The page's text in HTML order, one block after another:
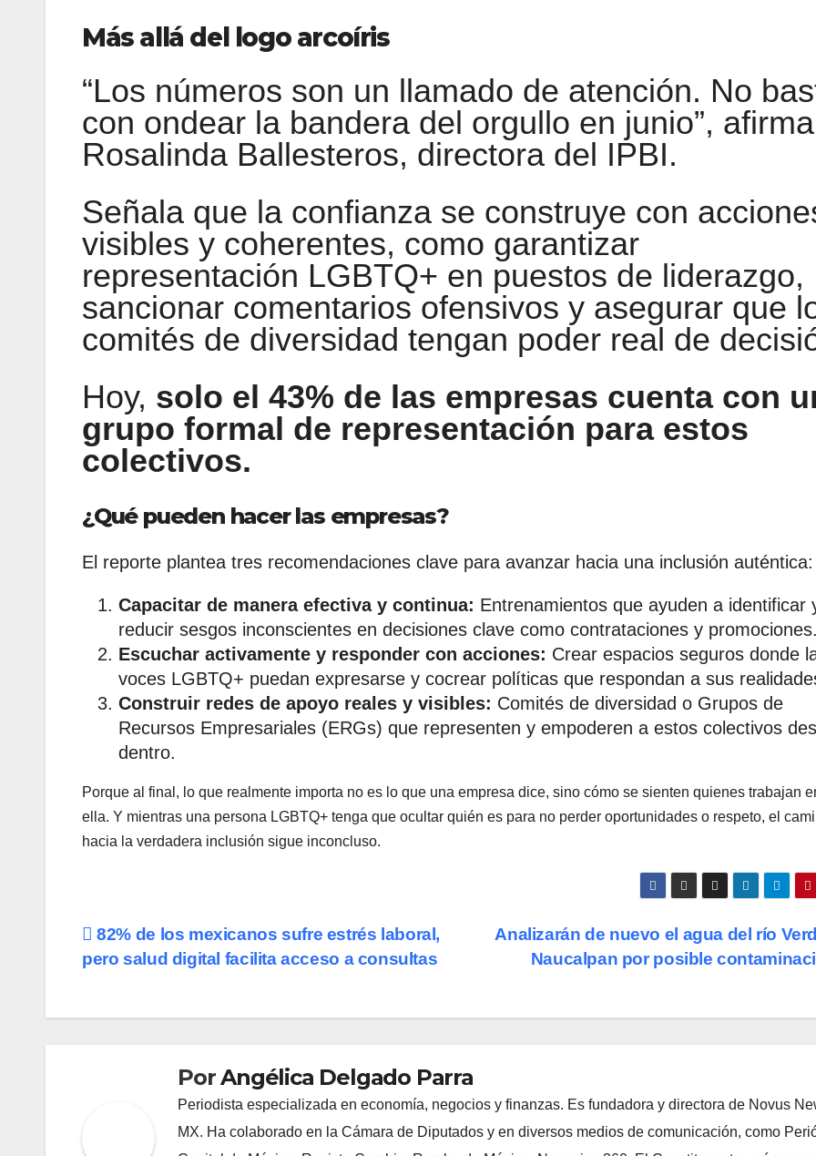
Más allá del logo arcoíris
“Los números son un llamado de atención. No
con ondear la bandera del orgullo en junio”, afirma
Rosalinda Ballesteros, directora del IPBI.
Señala que la confianza se construye con
visibles y coherentes, como garantizar
representación LGBTQ+ en puestos de liderazgo,
sancionar comentarios ofensivos y asegurar que
comités de diversidad tengan poder real de
Hoy, solo el 43% de las empresas cuenta con
grupo formal de representación para estos
colectivos.
¿Qué pueden hacer las empresas?
El reporte plantea tres recomendaciones clave para avanzar hacia una inclusión auténtica:
Capacitar de manera efectiva y continua: Entrenamientos que ayuden a identificar
reducir sesgos inconscientes en decisiones clave como contrataciones y
Escuchar activamente y responder con acciones: Crear espacios seguros donde
voces LGBTQ+ puedan expresarse y cocrear políticas que respondan a sus
Construir redes de apoyo reales y visibles: Comités de diversidad o Grupos de
Recursos Empresariales (ERGs) que representen y empoderen a estos colectivos
dentro.
Porque al final, lo que realmente importa no es lo que una empresa dice, sino cómo se sienten quienes trabajan
ella. Y mientras una persona LGBTQ+ tenga que ocultar quién es para no perder oportunidades o respeto, el
hacia la verdadera inclusión sigue inconcluso.
Navegación
de
entradas
Analizarán de nuevo el agua del río
Naucalpan por posible
82% de los mexicanos sufre estrés laboral,
pero salud digital facilita acceso a consultas
PorAngélica Delgado Parra
Periodista especializada en economía, negocios y finanzas. Es fundadora y directora de Novus
MX. Ha colaborado en la Cámara de Diputados y en diversos medios de comunicación, como